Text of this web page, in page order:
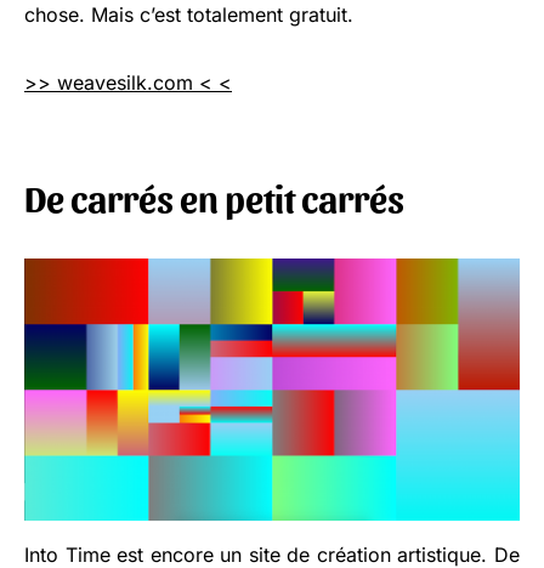
chose. Mais c’est totalement gratuit.
>> weavesilk.com < <
De carrés en petit carrés
Into Time est encore un site de création artistique. De